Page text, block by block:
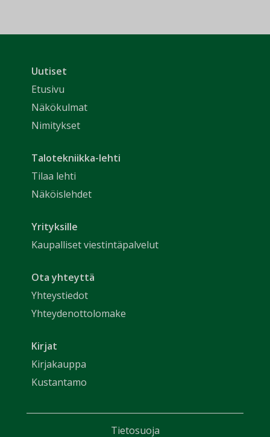
Uutiset
Etusivu
Näkökulmat
Nimitykset
Talotekniikka-lehti
Tilaa lehti
Näköislehdet
Yrityksille
Kaupalliset viestintäpalvelut
Ota yhteyttä
Yhteystiedot
Yhteydenottolomake
Kirjat
Kirjakauppa
Kustantamo
Tietosuoja